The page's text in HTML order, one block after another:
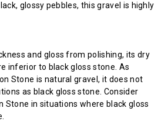
glossy pebbles, this gravel is highly
and gloss from polishing, its dry
inferior to black gloss stone. As
Stone is natural gravel, it does not
as black gloss stone. Consider
Stone in situations where black gloss